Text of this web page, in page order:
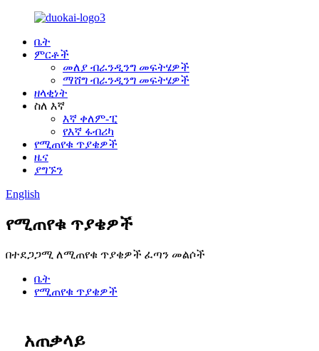
ቤት
ምርቶች
መለያ ብራንዲንግ መፍትሄዎች
ማሸግ ብራንዲንግ መፍትሄዎች
ዘላቂነት
ስለ እኛ
እኛ ቀለም-ፒ
የእኛ ፋብሪካ
የሚጠየቁ ጥያቄዎች
ዜና
ያግኙን
English
የሚጠየቁ ጥያቄዎች
በተደጋጋሚ ለሚጠየቁ ጥያቄዎች ፈጣን መልሶች
ቤት
የሚጠየቁ ጥያቄዎች
አጠቃላይ